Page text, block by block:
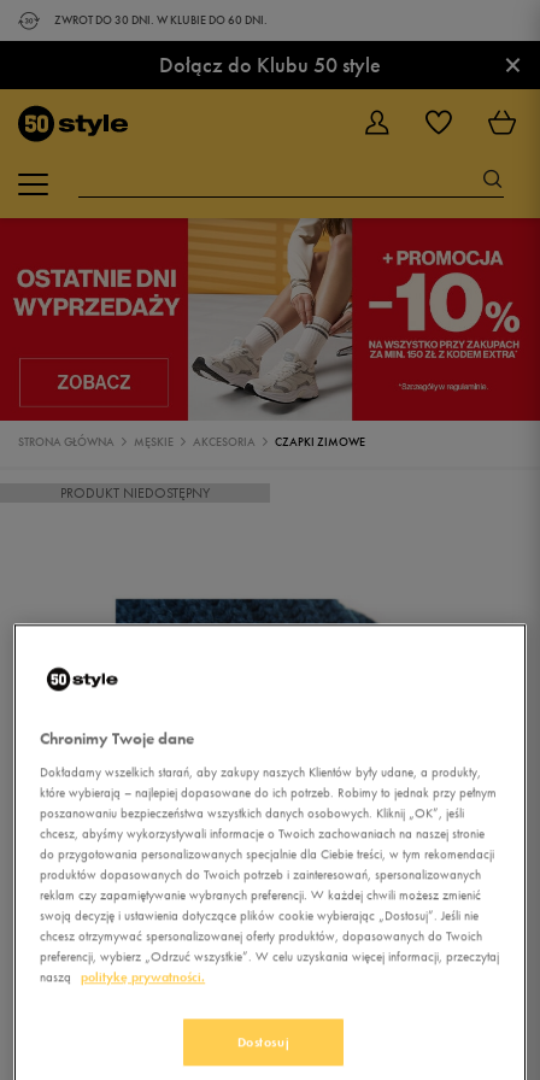
ZWROT DO 30 DNI. W KLUBIE DO 60 DNI.
Dołącz do Klubu 50 style ×
STRONA GŁÓWNA MĘSKIE AKCESORIA CZAPKI ZIMOWE
PRODUKT NIEDOSTĘPNY
O'NEILL CZAPKA AC
Chronimy Twoje dane
Dokładamy wszelkich starań, aby zakupy naszych Klientów były udane, a produkty,
które wybierają – najlepiej dopasowane do ich potrzeb. Robimy to jednak przy pełnym
poszanowaniu bezpieczeństwa wszystkich danych osobowych. Kliknij „OK”, jeśli
chcesz, abyśmy wykorzystywali informacje o Twoich zachowaniach na naszej stronie
do przygotowania personalizowanych specjalnie dla Ciebie treści, w tym rekomendacji
produktów dopasowanych do Twoich potrzeb i zainteresowań, spersonalizowanych
reklam czy zapamiętywanie wybranych preferencji. W każdej chwili możesz zmienić
swoją decyzję i ustawienia dotyczące plików cookie wybierając „Dostosuj”. Jeśli nie
chcesz otrzymywać spersonalizowanej oferty produktów, dopasowanych do Twoich
preferencji, wybierz „Odrzuć wszystkie”. W celu uzyskania więcej informacji, przeczytaj
naszą
politykę prywatności.
Dostosuj